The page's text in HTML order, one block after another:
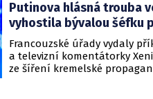
Putinova hlásná trouba
vyhostila bývalou šéfku
Francouzské úřady vydaly
a televizní komentátorky
ze šíření kremelské